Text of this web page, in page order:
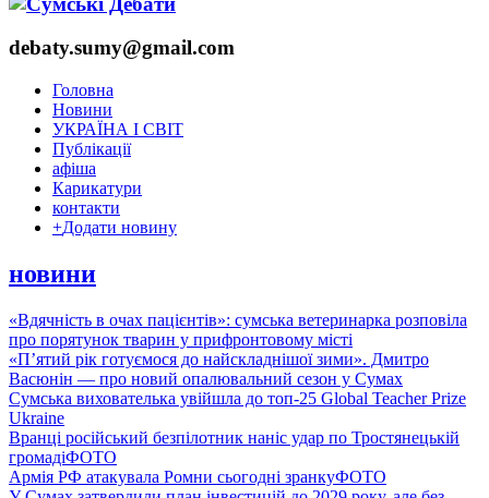
debaty.sumy@gmail.com
Головна
Новини
УКРАЇНА І СВІТ
Публікації
афіша
Карикатури
контакти
+Додати новину
новини
«Вдячність в очах пацієнтів»: сумська ветеринарка розповіла
про порятунок тварин у прифронтовому місті
«П’ятий рік готуємося до найскладнішої зими». Дмитро
Васюнін — про новий опалювальний сезон у Сумах
Сумська вихователька увійшла до топ-25 Global Teacher Prize
Ukraine
Вранці російський безпілотник наніс удар по Тростянецькій
громадіФОТО
Армія РФ атакувала Ромни сьогодні зранкуФОТО